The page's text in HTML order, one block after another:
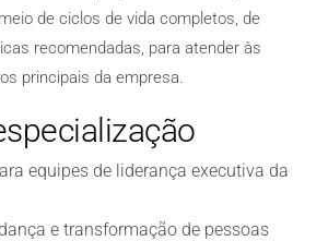
de ciclos de vida completos, de
recomendadas, para atender às
principais da empresa.
equipes de liderança executiva da
e transformação de pessoas